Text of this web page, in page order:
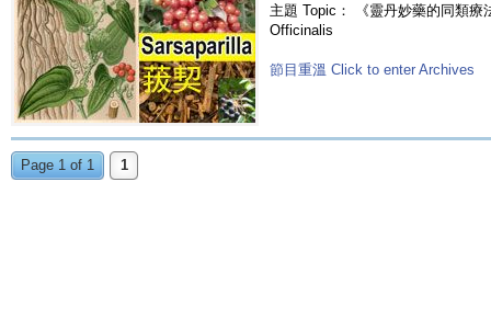
主題 Topic： 《靈丹妙藥的同類
Officinalis
節目重溫 Click to enter Archives
Page 1 of 1 1